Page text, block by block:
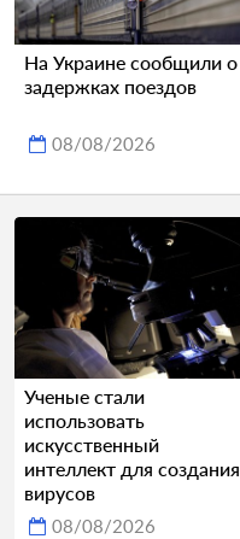
На Украине сообщили о
задержках поездов
08/08/2026
Ученые стали
использовать
искусственный
интеллект для создания
вирусов
08/08/2026